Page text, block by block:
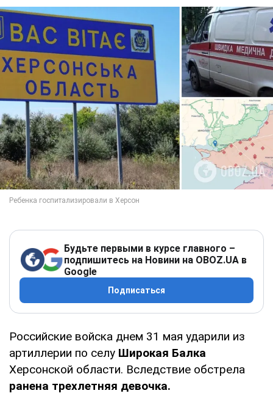
Будьте первыми в курсе главного –
подпишитесь на Новини на OBOZ.UA в
Google
Подписаться
Российские войска днем 31 мая ударили из
артиллерии по селу Широкая Балка
Херсонской области. Вследствие обстрела
ранена трехлетняя девочка.